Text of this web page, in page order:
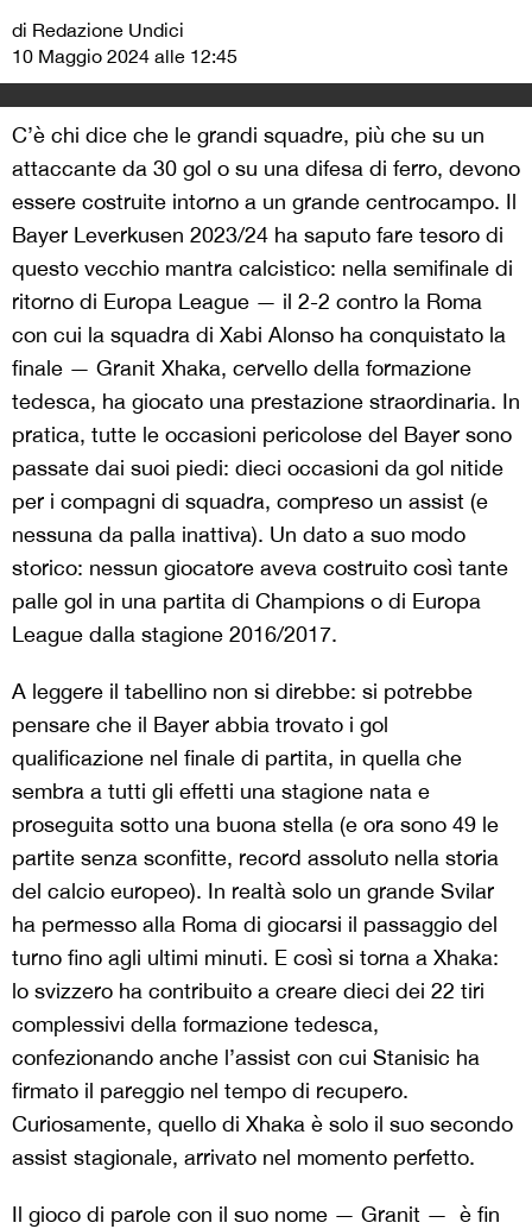
di Redazione Undici
10 Maggio 2024 alle 12:45
C’è chi dice che le grandi squadre, più che su un
attaccante da 30 gol o su una difesa di ferro, devono
essere costruite intorno a un grande centrocampo. Il
Bayer Leverkusen 2023/24 ha saputo fare tesoro di
questo vecchio mantra calcistico: nella semifinale di
ritorno di Europa League — il 2-2 contro la Roma
con cui la squadra di Xabi Alonso ha conquistato la
finale — Granit Xhaka, cervello della formazione
tedesca, ha giocato una prestazione straordinaria. In
pratica, tutte le occasioni pericolose del Bayer sono
passate dai suoi piedi: dieci occasioni da gol nitide
per i compagni di squadra, compreso un assist (e
nessuna da palla inattiva). Un dato a suo modo
storico: nessun giocatore aveva costruito così tante
palle gol in una partita di Champions o di Europa
League dalla stagione 2016/2017.
A leggere il tabellino non si direbbe: si potrebbe
pensare che il Bayer abbia trovato i gol
qualificazione nel finale di partita, in quella che
sembra a tutti gli effetti una stagione nata e
proseguita sotto una buona stella (e ora sono 49 le
partite senza sconfitte, record assoluto nella storia
del calcio europeo). In realtà solo un grande Svilar
ha permesso alla Roma di giocarsi il passaggio del
turno fino agli ultimi minuti. E così si torna a Xhaka:
lo svizzero ha contribuito a creare dieci dei 22 tiri
complessivi della formazione tedesca,
confezionando anche l’assist con cui Stanisic ha
firmato il pareggio nel tempo di recupero.
Curiosamente, quello di Xhaka è solo il suo secondo
assist stagionale, arrivato nel momento perfetto.
Il gioco di parole con il suo nome — Granit — è fin